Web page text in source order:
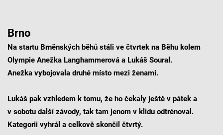
Brno
Na startu Brněnských běhů stáli ve čtvrtek na Běhu kolem
Olympie Anežka Langhammerová a Lukáš Soural.
Anežka vybojovala druhé místo mezi ženami.
Lukáš pak vzhledem k tomu, že ho čekaly ještě v pátek a
v sobotu další závody, tak tam jenom v klidu odtrénoval.
Kategorii vyhrál a celkově skončil čtvrtý.